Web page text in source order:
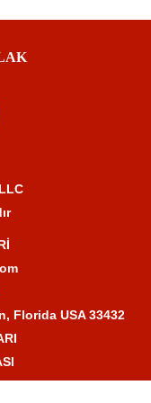
Florida USA 33432